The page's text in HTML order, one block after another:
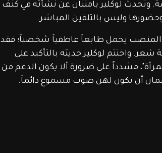
وتحدث لوكلير بامتنان عن نشأته في كنف
وحضورها وليس بالتلقين المباشر.
المنصب يحمل طابعاً عاطفياً شخصياً؛ فقد
واختتم لوكلير حديثه بالتأكيد على
مشدداً على ضرورة ألا يكون الدعم من
أن يكون لهن صوت مسموع دائماً.